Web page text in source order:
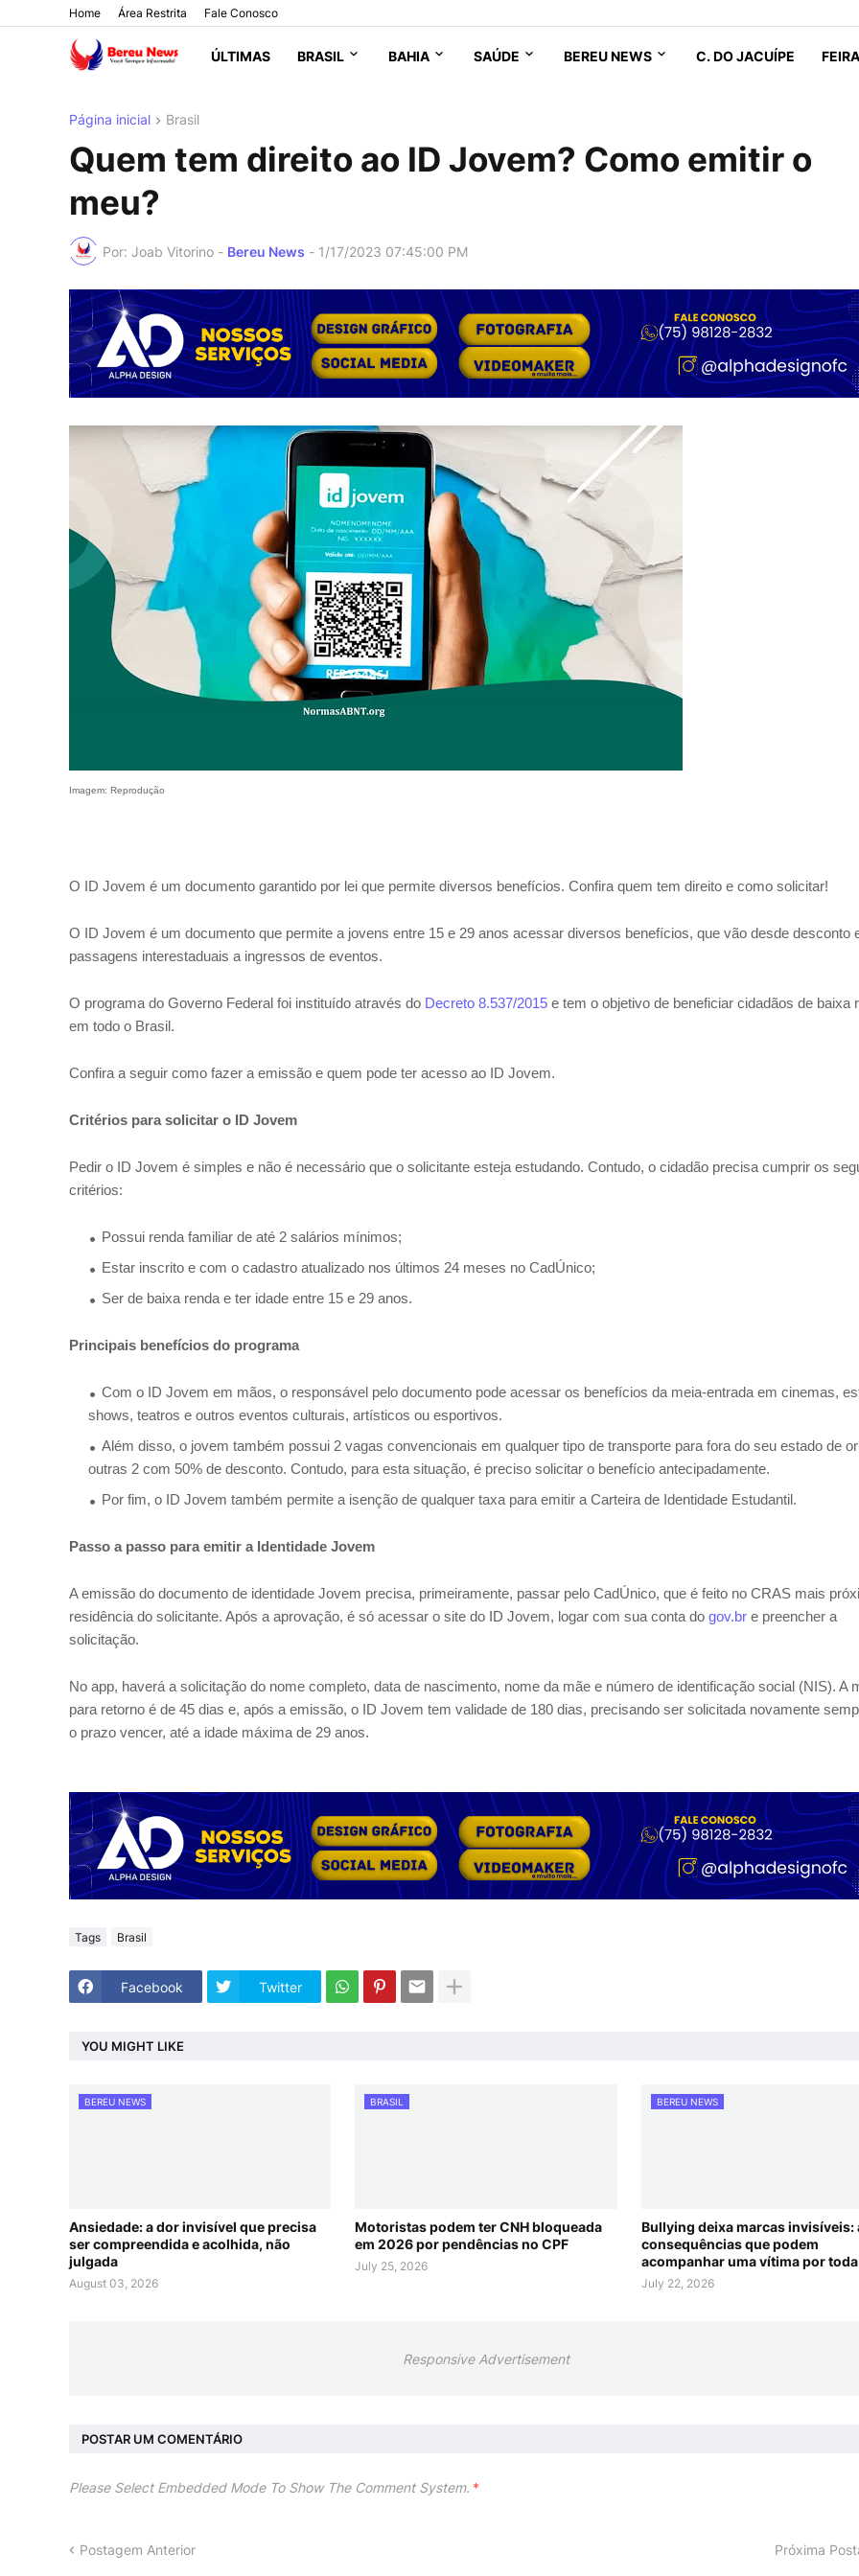
Home Área Restrita Fale Conosco
ÚLTIMAS BRASIL BAHIA SAÚDE BEREU NEWS C. DO JACUÍPE
Página inicial Brasil
Quem tem direito ao ID Jovem? Como emitir o
meu?
Por: Joab Vitorino - Bereu News - 1/17/2023 07:45:00 PM
Imagem: Reprodução
O ID Jovem é um documento garantido por lei que permite diversos benefícios. Confira quem tem direito e como solicitar!
O ID Jovem é um documento que permite a jovens entre 15 e 29 anos acessar diversos benefícios, que vão desde desconto
passagens interestaduais a ingressos de eventos.
O programa do Governo Federal foi instituído através do Decreto 8.537/2015 e tem o objetivo de beneficiar cidadãos de baixa
em todo o Brasil.
Confira a seguir como fazer a emissão e quem pode ter acesso ao ID Jovem.
Critérios para solicitar o ID Jovem
Pedir o ID Jovem é simples e não é necessário que o solicitante esteja estudando. Contudo, o cidadão precisa cumprir os
critérios:
Possui renda familiar de até 2 salários mínimos;
Estar inscrito e com o cadastro atualizado nos últimos 24 meses no CadÚnico;
Ser de baixa renda e ter idade entre 15 e 29 anos.
Principais benefícios do programa
Com o ID Jovem em mãos, o responsável pelo documento pode acessar os benefícios da meia-entrada em cinemas,
shows, teatros e outros eventos culturais, artísticos ou esportivos.
Além disso, o jovem também possui 2 vagas convencionais em qualquer tipo de transporte para fora do seu estado de
outras 2 com 50% de desconto. Contudo, para esta situação, é preciso solicitar o benefício antecipadamente.
Por fim, o ID Jovem também permite a isenção de qualquer taxa para emitir a Carteira de Identidade Estudantil.
Passo a passo para emitir a Identidade Jovem
A emissão do documento de identidade Jovem precisa, primeiramente, passar pelo CadÚnico, que é feito no CRAS mais
residência do solicitante. Após a aprovação, é só acessar o site do ID Jovem, logar com sua conta do gov.br e preencher a
solicitação.
No app, haverá a solicitação do nome completo, data de nascimento, nome da mãe e número de identificação social (NIS). A
para retorno é de 45 dias e, após a emissão, o ID Jovem tem validade de 180 dias, precisando ser solicitada novamente
o prazo vencer, até a idade máxima de 29 anos.
Tags Brasil
Facebook Twitter
YOU MIGHT LIKE
BEREU NEWS
Ansiedade: a dor invisível que precisa
ser compreendida e acolhida, não
julgada
August 03, 2026
BRASIL
Motoristas podem ter CNH bloqueada
em 2026 por pendências no CPF
July 25, 2026
BEREU NEWS
Bullying deixa marcas invisíveis:
consequências que podem
acompanhar uma vítima por
July 22, 2026
Responsive Advertisement
POSTAR UM COMENTÁRIO
Please Select Embedded Mode To Show The Comment System. *
Postagem Anterior Próxima